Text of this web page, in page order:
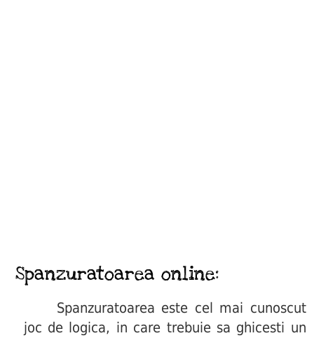
Spanzuratoarea online:
Spanzuratoarea este cel mai cunoscut
joc de logica, in care trebuie sa ghicesti un